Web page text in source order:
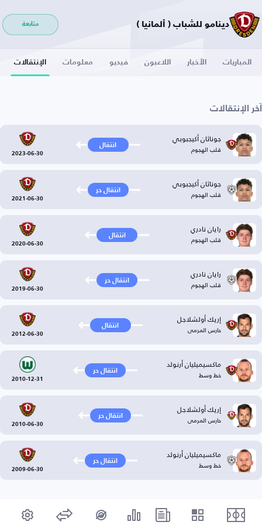
دينامو للشباب ( ألمانيا ) متابعة
المباريات الأخبار اللاعبون فيديو معلومات الإنتقالات
آخر الإنتقالات
جوناثان أكيجبوبي
قلب الهجوم انتقال
2023-06-30
جوناثان أكيجبوبي
قلب الهجوم انتقال حر
2021-06-30
رايان نادري
قلب الهجوم انتقال
2020-06-30
رايان نادري
قلب الهجوم انتقال حر
2019-06-30
إريك أولشلاجل
حارس المرمى انتقال
2012-06-30
ماكسيميليان أرنولد
خط وسط انتقال حر
2010-12-31
إريك أولشلاجل
حارس المرمى انتقال حر
2010-06-30
ماكسيميليان أرنولد
خط وسط انتقال حر
2009-06-30